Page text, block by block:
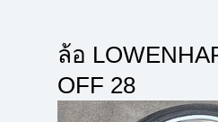
ล้อ
OFF 28